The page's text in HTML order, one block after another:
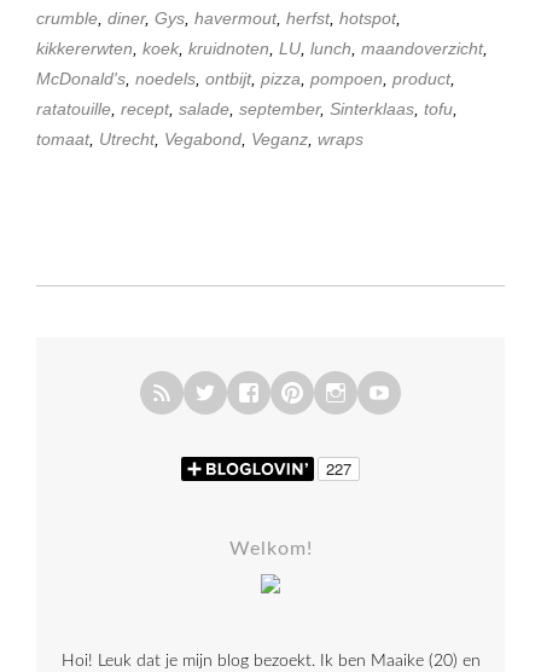
crumble, diner, Gys, havermout, herfst, hotspot,
kikkererwten, koek, kruidnoten, LU, lunch, maandoverzicht,
McDonald's, noedels, ontbijt, pizza, pompoen, product,
ratatouille, recept, salade, september, Sinterklaas, tofu,
tomaat, Utrecht, Vegabond, Veganz, wraps
Welkom!
Hoi! Leuk dat je mijn blog bezoekt. Ik ben Maaike (20) en